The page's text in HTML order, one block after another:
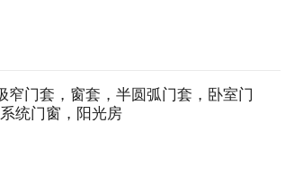
门套，窗套，半圆弧门套，卧室门
统门窗，阳光房